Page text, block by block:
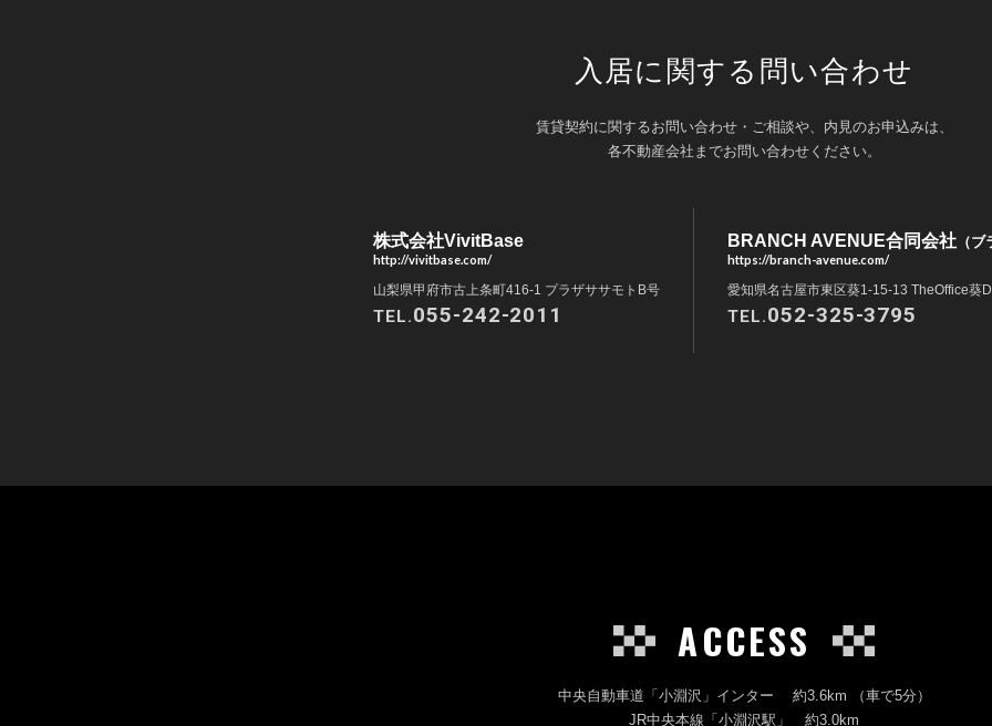
入居に関する問い合わせ
賃貸契約に関するお問い合わせ・ご相談や、内見のお申込みは、
各不動産会社までお問い合わせください。
株式会社VivitBase
http://vivitbase.com/
山梨県甲府市古上条町416-1 プラザササモトB号
TEL.055-242-2011
BRANCH AVENUE合同会社 （
https://branch-avenue.com/
愛知県名古屋市東区葵1-15-13 TheOffice葵
TEL.052-325-3795
ACCESS
中央自動車道「小淵沢」インター 約3.6km （車で5分）
JR中央本線「小淵沢駅」 約3.0km